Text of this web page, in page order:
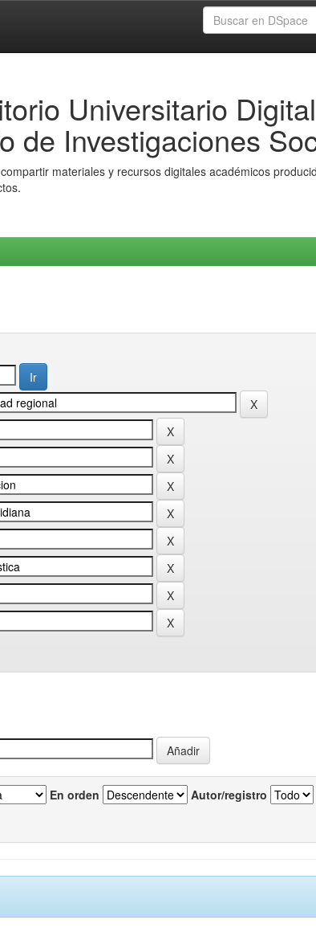
Universitario Digital
de Investigaciones
materiales y recursos digitales académicos
En orden Autor/registro